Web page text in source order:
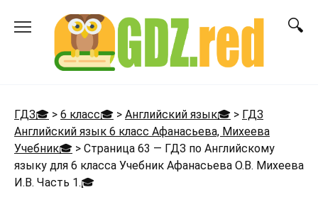
ГДЗ🎓 > 6 класс🎓 > Английский язык🎓 > ГДЗ
Английский язык 6 класс Афанасьева, Михеева
Учебник🎓 > Страница 63 — ГДЗ по Английскому
языку для 6 класса Учебник Афанасьева О.В. Михеева
И.В. Часть 1.🎓